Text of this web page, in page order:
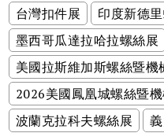
台灣扣件展
印度新德
墨西哥瓜達拉哈拉螺絲展
美國拉斯維加斯螺絲暨機
2026美國鳳凰城螺絲暨
波蘭克拉科夫螺絲展